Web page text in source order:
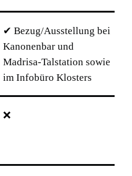
✔ Bezug/Ausstellung bei
Kanonenbar und
Madrisa-Talstation sowie
im Infobüro Klosters
❌